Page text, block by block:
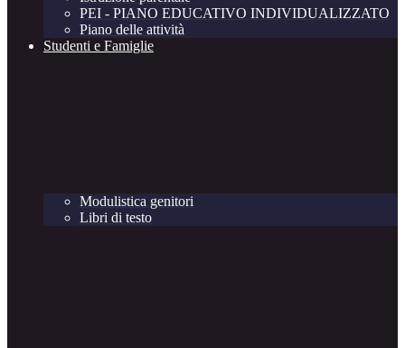
PEI - PIANO EDUCATIVO INDIVIDUALIZZATO
Piano delle attività
Studenti e Famiglie
Modulistica genitori
Libri di testo